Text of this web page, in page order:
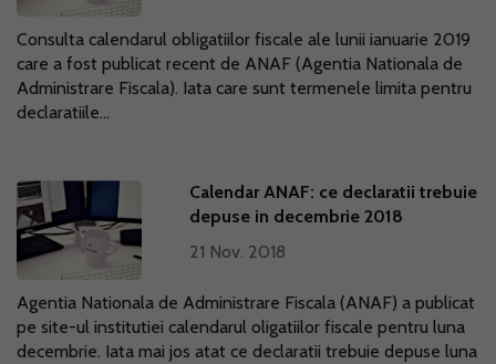
Consulta calendarul obligatiilor fiscale ale lunii ianuarie 2019
care a fost publicat recent de ANAF (Agentia Nationala de
Administrare Fiscala). Iata care sunt termenele limita pentru
declaratiile...
Calendar ANAF: ce declaratii trebuie
depuse in decembrie 2018
21 Nov. 2018
Agentia Nationala de Administrare Fiscala (ANAF) a publicat
pe site-ul institutiei calendarul oligatiilor fiscale pentru luna
decembrie. Iata mai jos atat ce declaratii trebuie depuse luna